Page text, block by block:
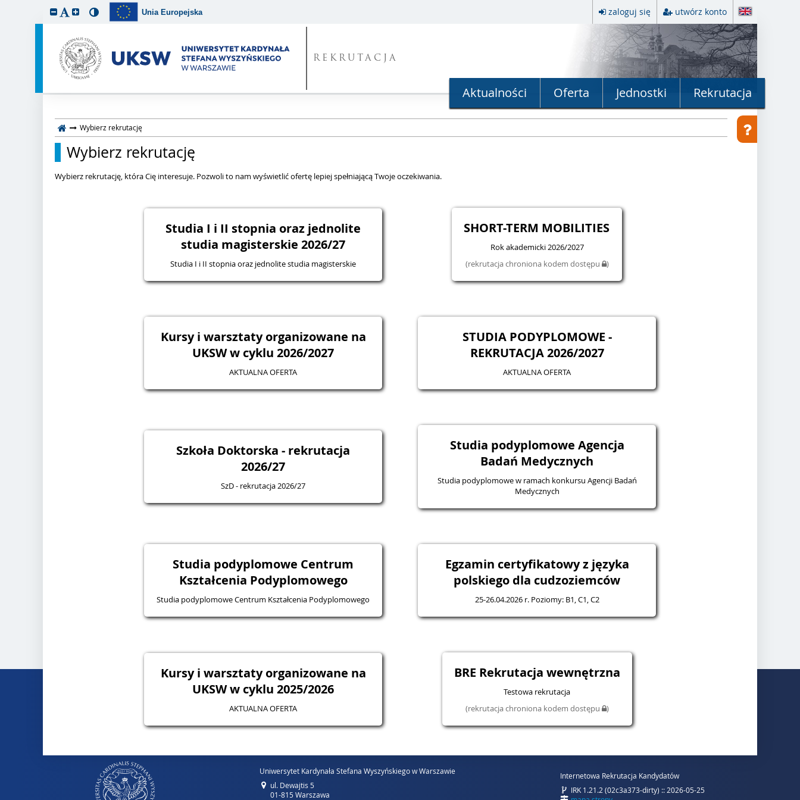
Unia Europejska zaloguj się utwórz konto
REKRUTACJA
Aktualności Oferta Jednostki Rekrutacja
Wybierz rekrutację
Wybierz rekrutację
Wybierz rekrutację, która Cię interesuje. Pozwoli to nam wyświetlić ofertę lepiej spełniającą Twoje oczekiwania.
Studia I i II stopnia oraz jednolite
studia magisterskie 2026/27
Studia I i II stopnia oraz jednolite studia magisterskie
SHORT-TERM MOBILITIES
Rok akademicki 2026/2027
(rekrutacja chroniona kodem dostępu
)
Kursy i warsztaty organizowane na
UKSW w cyklu 2026/2027
AKTUALNA OFERTA
STUDIA PODYPLOMOWE -
REKRUTACJA 2026/2027
AKTUALNA OFERTA
Szkoła Doktorska - rekrutacja
2026/27
SzD - rekrutacja 2026/27
Studia podyplomowe Agencja
Badań Medycznych
Studia podyplomowe w ramach konkursu Agencji Badań
Medycznych
Studia podyplomowe Centrum
Kształcenia Podyplomowego
Studia podyplomowe Centrum Kształcenia Podyplomowego
Egzamin certyfikatowy z języka
polskiego dla cudzoziemców
25-26.04.2026 r. Poziomy: B1, C1, C2
Kursy i warsztaty organizowane na
UKSW w cyklu 2025/2026
AKTUALNA OFERTA
BRE Rekrutacja wewnętrzna
Testowa rekrutacja
(rekrutacja chroniona kodem dostępu
)
Uniwersytet Kardynała Stefana Wyszyńskiego w Warszawie
ul. Dewajtis 5
01-815 Warszawa
Internetowa Rekrutacja Kandydatów
IRK 1.21.2 (02c3a373-dirty) :: 2026-05-25